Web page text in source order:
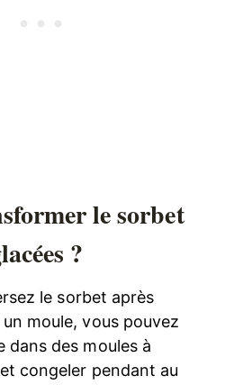
le sorbet
?
le sorbet après
moule, vous pouvez
dans des moules à
congeler pendant au